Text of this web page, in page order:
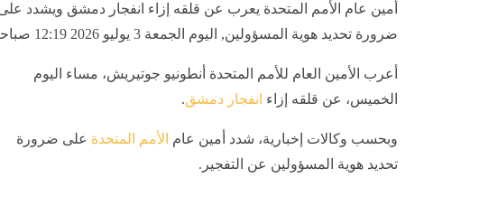
سيطرة إيرانية أوسع و60 يوما بلا رسوم.. ملامح اتفاق ترامب وطهران المرتقب نبيل فهمي
نبيل فهمى يدعو إلى تحرك عربى ودولى عاجل لحماية القدس وإسناد صمود المقدسيين
أمين عام الأمم المتحدة يعرب عن قلقه إزاء انفجار دمشق ويشدد
ضرورة تحديد هوية المسؤولين, اليوم الجمعة 3 يوليو 2026 12:19 صباحاً
أعرب الأمين العام للأمم المتحدة أنطونيو جوتيريش، مساء اليوم
الخميس، عن قلقه إزاء انفجار دمشق.
وبحسب وكالات إخبارية، شدد أمين عام الأمم المتحدة على ضرورة
تحديد هوية المسؤولين عن التفجير.